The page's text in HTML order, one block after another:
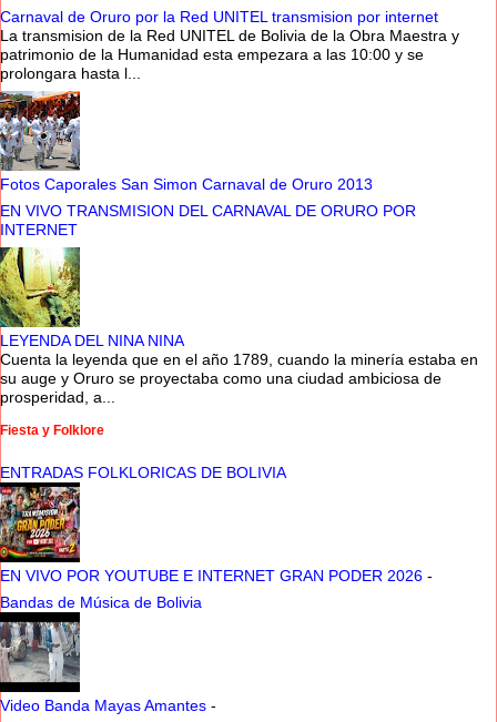
Carnaval de Oruro por la Red UNITEL transmision por internet
La transmision de la Red UNITEL de Bolivia de la Obra Maestra y
patrimonio de la Humanidad esta empezara a las 10:00 y se
prolongara hasta l...
Fotos Caporales San Simon Carnaval de Oruro 2013
EN VIVO TRANSMISION DEL CARNAVAL DE ORURO POR
INTERNET
LEYENDA DEL NINA NINA
Cuenta la leyenda que en el año 1789, cuando la minería estaba en
su auge y Oruro se proyectaba como una ciudad ambiciosa de
prosperidad, a...
Fiesta y Folklore
ENTRADAS FOLKLORICAS DE BOLIVIA
EN VIVO POR YOUTUBE E INTERNET GRAN PODER 2026 -
Bandas de Música de Bolivia
Video Banda Mayas Amantes -